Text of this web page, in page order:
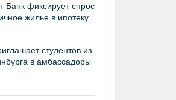
Банк фиксирует спрос
жилье в ипотеку
студентов из
в амбассадоры